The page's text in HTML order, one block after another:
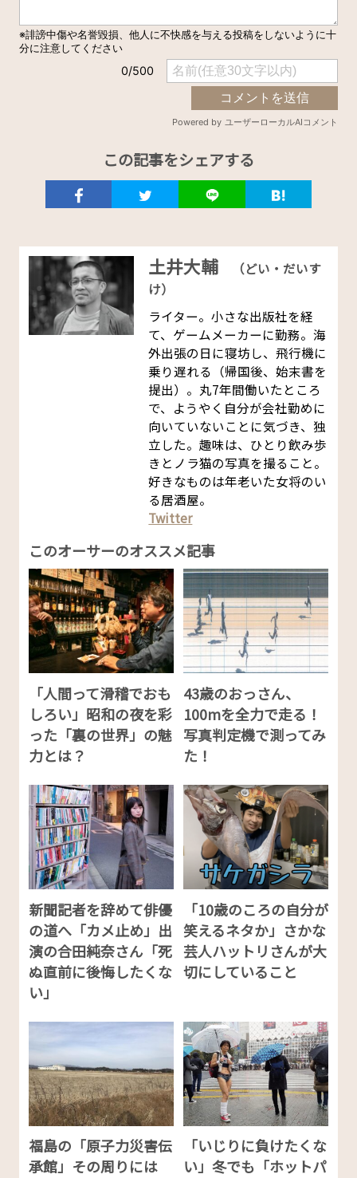
この記事をシェアする
土井大輔
（どい・だいす
け）
ライター。小さな出版社を経
て、ゲームメーカーに勤務。海
外出張の日に寝坊し、飛行機に
乗り遅れる（帰国後、始末書を
提出）。丸7年間働いたところ
で、ようやく自分が会社勤めに
向いていないことに気づき、独
立した。趣味は、ひとり飲み歩
きとノラ猫の写真を撮ること。
好きなものは年老いた女将のい
る居酒屋。
Twitter
このオーサーのオススメ記事
「人間って滑稽でおも
しろい」昭和の夜を彩
った「裏の世界」の魅
力とは？
43歳のおっさん、
100mを全力で走る！
写真判定機で測ってみ
た！
新聞記者を辞めて俳優
の道へ「カメ止め」出
演の合田純奈さん「死
ぬ直前に後悔したくな
い」
「10歳のころの自分が
笑えるネタか」さかな
芸人ハットリさんが大
切にしていること
福島の「原子力災害伝
承館」その周りには
「いじりに負けたくな
い」冬でも「ホットパ